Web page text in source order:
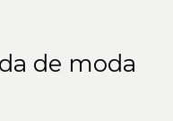
de moda